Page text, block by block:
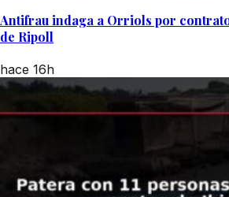
Antifrau indaga a Orriols por
de Ripoll
hace 16h